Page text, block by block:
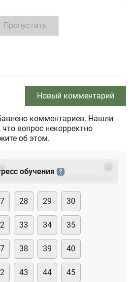
Пропустить
Новый комментарий
комментариев. Нашли
вопрос некорректно
об этом.
обучения ?
28 29 30
33 34 35
38 39 40
43 44 45